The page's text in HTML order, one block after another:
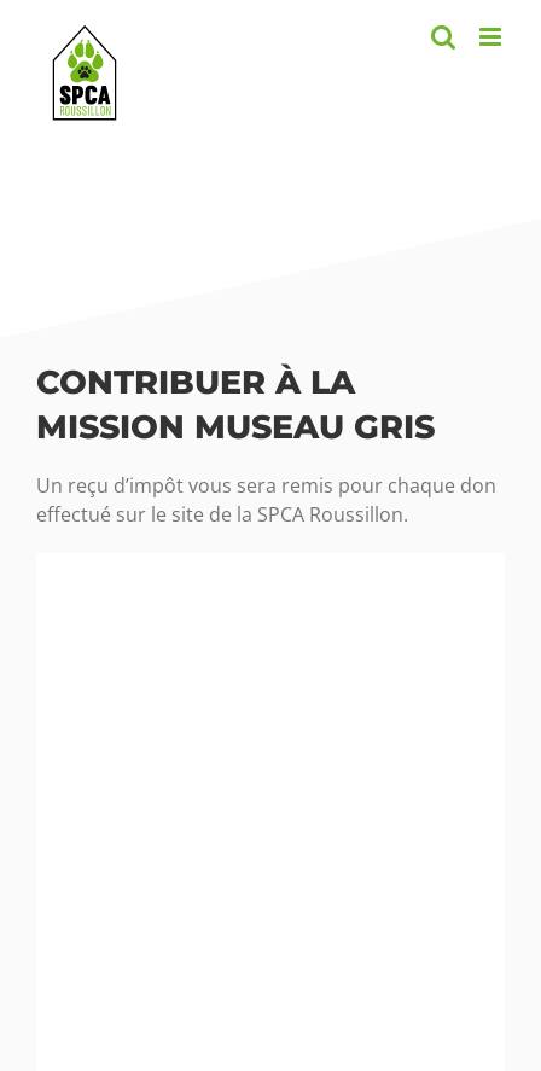
content
CONTRIBUER À LA
MISSION MUSEAU GRIS
Un reçu d’impôt vous sera remis pour chaque don
effectué sur le site de la SPCA Roussillon.